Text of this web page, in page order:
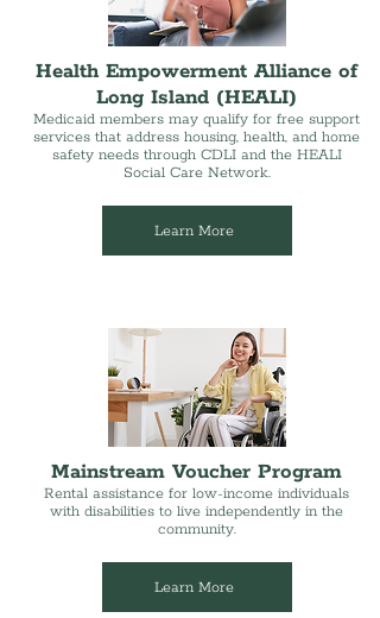
Health Empowerment Alliance of
Long Island (HEALI)
Medicaid members may qualify for free support
services that address housing, health, and home
safety needs through CDLI and the HEALI
Social Care Network.
Learn More
Mainstream Voucher Program
Rental assistance for low-income individuals
with disabilities to live independently in the
community.
Learn More